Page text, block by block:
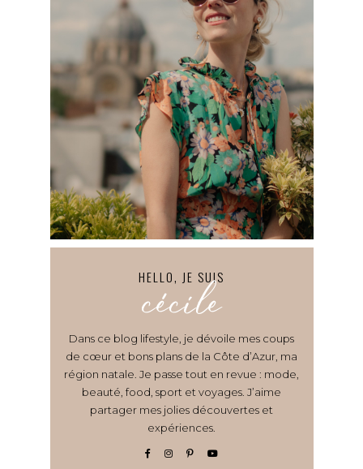
HELLO, JE SUIS
cécile
Dans ce blog lifestyle, je dévoile mes coups
de cœur et bons plans de la Côte d’Azur, ma
région natale. Je passe tout en revue : mode,
beauté, food, sport et voyages. J’aime
partager mes jolies découvertes et
expériences.